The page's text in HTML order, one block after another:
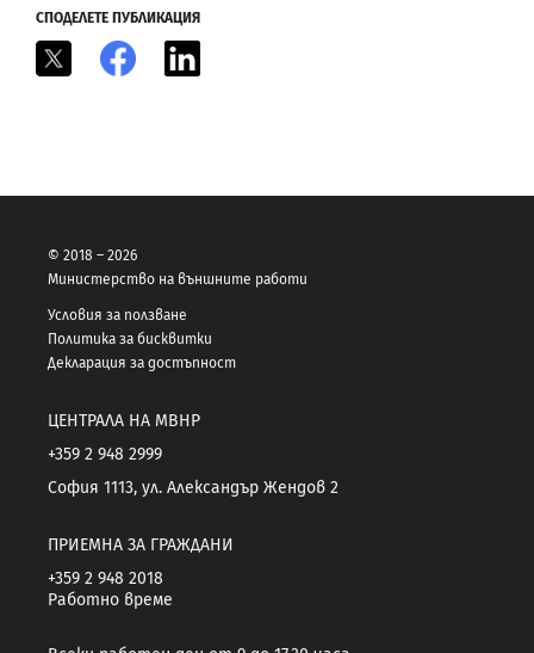
СПОДЕЛЕТЕ ПУБЛИКАЦИЯ
Facebook
© 2018 – 2026
Министерство на външните работи
Условия за ползване
Политика за бисквитки
Декларация за достъпност
ЦЕНТРАЛА НА МВНР
+359 2 948 2999
София 1113, ул. Александър Жендов 2
ПРИЕМНА ЗА ГРАЖДАНИ
+359 2 948 2018
Работно време